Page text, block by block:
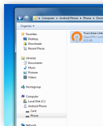
Trust.Zone-